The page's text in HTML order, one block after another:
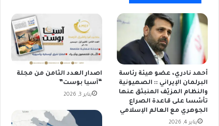
أحمد نادري، عضو هيئة رئاسة
البرلمان الإيراني :: الصهيونية
والنظام المزيّف المنبثق عنها
تأسّسا على قاعدة الصراع
الجوهري مع العالم الإسلامي
يناير 4, 2026
اصدار العدد الثامن من مجلة
“آسيا بوست”
يناير 3, 2026